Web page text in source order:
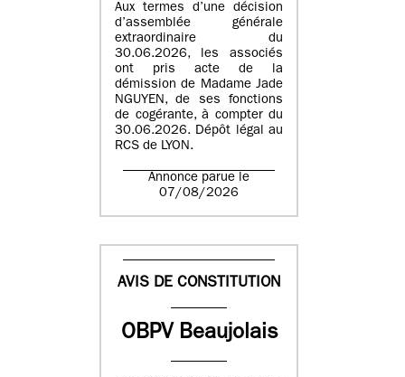
Aux termes d’une décision
d’assemblée générale
extraordinaire du
30.06.2026, les associés
ont pris acte de la
démission de Madame Jade
NGUYEN, de ses fonctions
de cogérante, à compter du
30.06.2026. Dépôt légal au
RCS de LYON.
Annonce parue le
07/08/2026
AVIS DE CONSTITUTION
OBPV Beaujolais